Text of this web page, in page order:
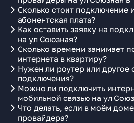
Сколько стоит подключение
абонентская плата?
Как оставить заявку на
на ул Союзная?
Сколько времени занимает
интернета в квартиру?
Нужен ли роутер или другое
подключения?
Можно ли подключить
мобильной связью на ул
Что делать, если в моём
провайдера?